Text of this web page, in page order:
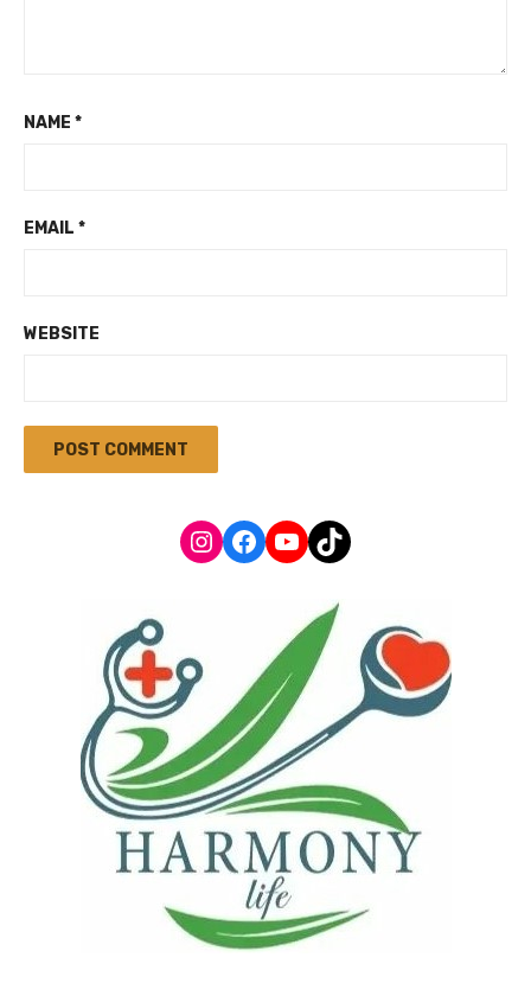
NAME *
EMAIL *
WEBSITE
Instagram
Facebook
YouTube
TikTok